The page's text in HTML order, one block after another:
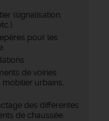
(signalisation,
pour les
de voiries
mobilier urbains,
des différentes
de chaussée.